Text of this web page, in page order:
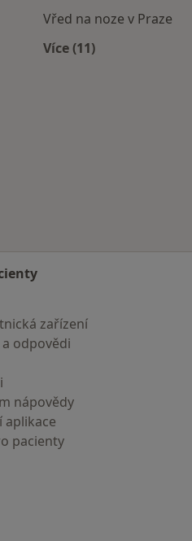
Vřed na noze v Praze
Více (11)
zařízení
odpovědi
nápovědy
aplikace
pacienty